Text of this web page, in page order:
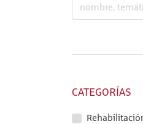
CATEGORÍAS